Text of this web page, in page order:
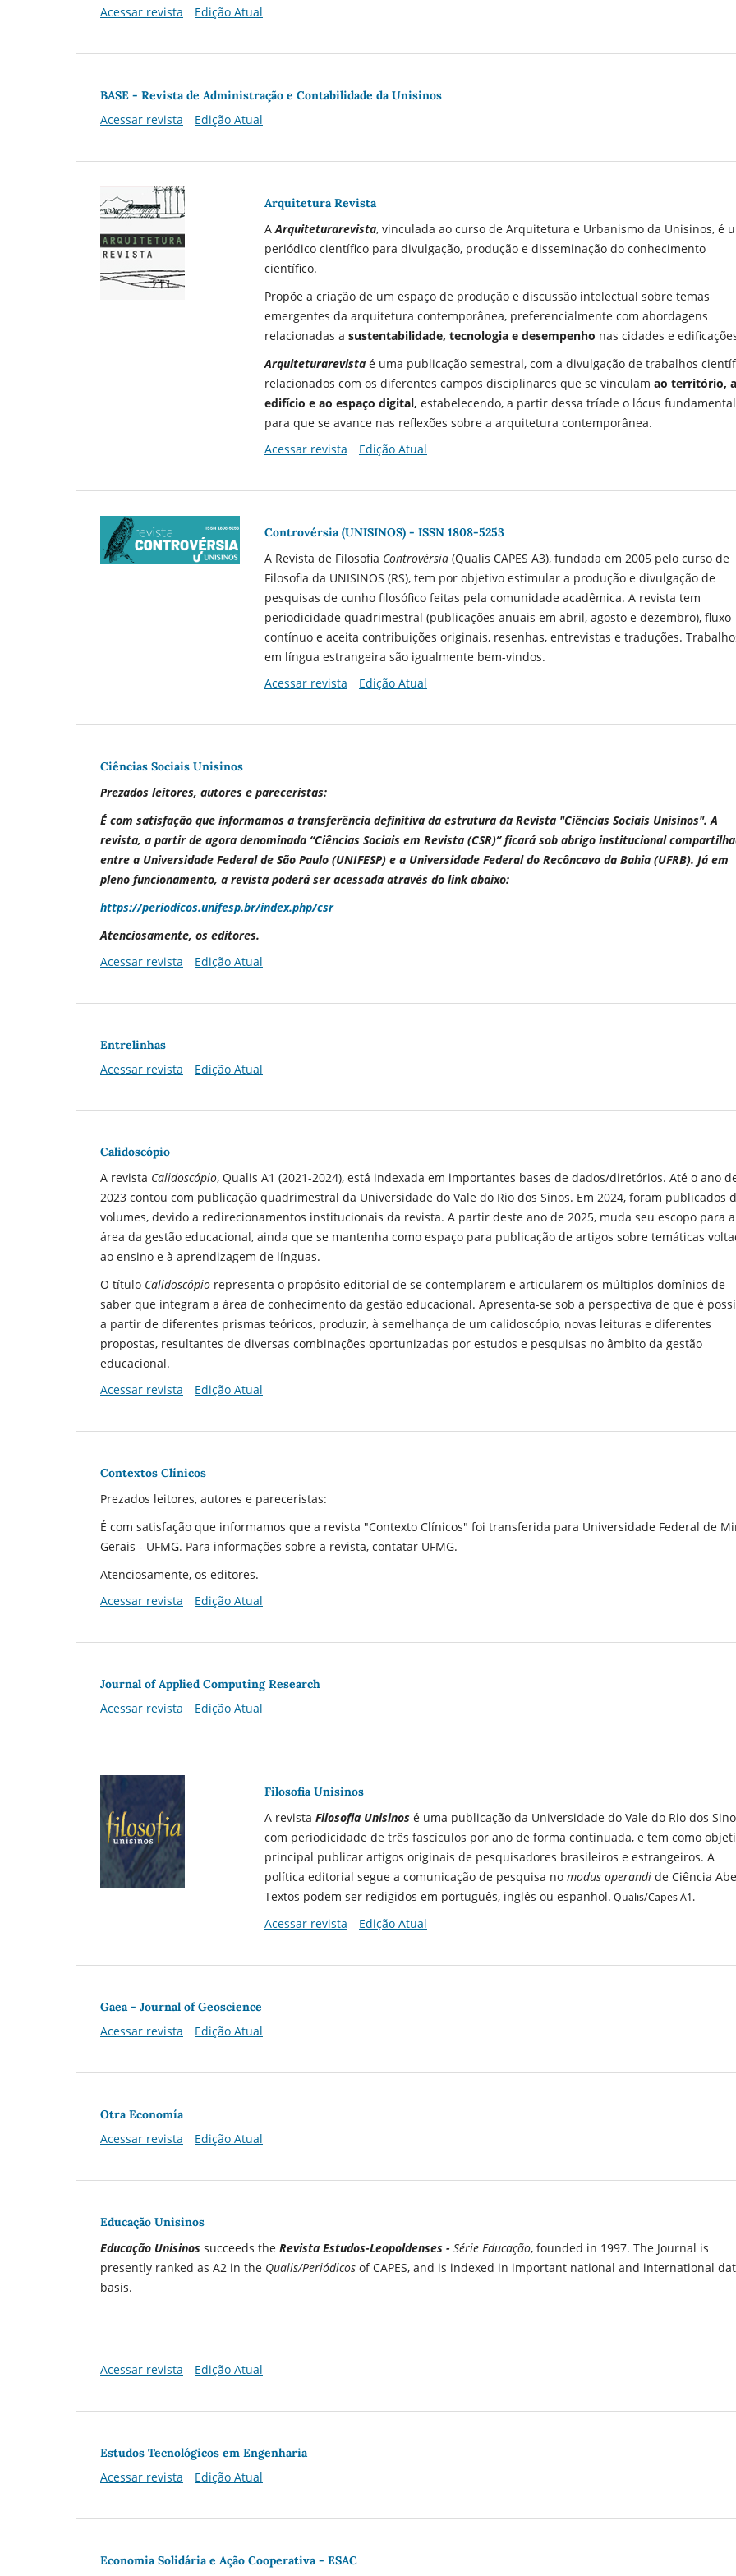
Acessar revista Edição Atual
BASE - Revista de Administração e Contabilidade da Unisinos
Acessar revista Edição Atual
Arquitetura Revista
A Arquiteturarevista, vinculada ao curso de Arquitetura e Urbanismo da Unisinos, é
periódico científico para divulgação, produção e disseminação do conhecimento
científico.
Propõe a criação de um espaço de produção e discussão intelectual sobre temas
emergentes da arquitetura contemporânea, preferencialmente com abordagens
relacionadas a sustentabilidade, tecnologia e desempenho nas cidades e
Arquiteturarevista é uma publicação semestral, com a divulgação de trabalhos
relacionados com os diferentes campos disciplinares que se vinculam ao território,
edifício e ao espaço digital, estabelecendo, a partir dessa tríade o lócus fundamental
para que se avance nas reflexões sobre a arquitetura contemporânea.
Acessar revista
Edição Atual
Controvérsia (UNISINOS) - ISSN 1808-5253
A Revista de Filosofia Controvérsia (Qualis CAPES A3), fundada em 2005 pelo curso de
Filosofia da UNISINOS (RS), tem por objetivo estimular a produção e divulgação de
pesquisas de cunho filosófico feitas pela comunidade acadêmica. A revista tem
periodicidade quadrimestral (publicações anuais em abril, agosto e dezembro), fluxo
contínuo e aceita contribuições originais, resenhas, entrevistas e traduções.
em língua estrangeira são igualmente bem-vindos.
Acessar revista
Edição Atual
Ciências Sociais Unisinos
Prezados leitores, autores e pareceristas:
É com satisfação que informamos a transferência definitiva da estrutura da Revista "Ciências Sociais Unisinos". A
revista, a partir de agora denominada “Ciências Sociais em Revista (CSR)” ficará sob abrigo institucional
entre a Universidade Federal de São Paulo (UNIFESP) e a Universidade Federal do Recôncavo da Bahia (UFRB). Já em
pleno funcionamento, a revista poderá ser acessada através do link abaixo:
https://periodicos.unifesp.br/index.php/csr
Atenciosamente, os editores.
Acessar revista
Edição Atual
Entrelinhas
Acessar revista Edição Atual
Calidoscópio
A revista Calidoscópio, Qualis A1 (2021-2024), está indexada em importantes bases de dados/diretórios. Até o ano
2023 contou com publicação quadrimestral da Universidade do Vale do Rio dos Sinos. Em 2024, foram publicados
volumes, devido a redirecionamentos institucionais da revista. A partir deste ano de 2025, muda seu escopo para a
área da gestão educacional, ainda que se mantenha como espaço para publicação de artigos sobre temáticas
ao ensino e à aprendizagem de línguas.
O título Calidoscópio representa o propósito editorial de se contemplarem e articularem os múltiplos domínios de
saber que integram a área de conhecimento da gestão educacional. Apresenta-se sob a perspectiva de que é
a partir de diferentes prismas teóricos, produzir, à semelhança de um calidoscópio, novas leituras e diferentes
propostas, resultantes de diversas combinações oportunizadas por estudos e pesquisas no âmbito da gestão
educacional.
Acessar revista
Edição Atual
Contextos Clínicos
Prezados leitores, autores e pareceristas:
É com satisfação que informamos que a revista "Contexto Clínicos" foi transferida para Universidade Federal de
Gerais - UFMG. Para informações sobre a revista, contatar UFMG.
Atenciosamente, os editores.
Acessar revista
Edição Atual
Journal of Applied Computing Research
Acessar revista Edição Atual
Filosofia Unisinos
A revista Filosofia Unisinos é uma publicação da Universidade do Vale do Rio dos
com periodicidade de três fascículos por ano de forma continuada, e tem como
principal publicar artigos originais de pesquisadores brasileiros e estrangeiros. A
política editorial segue a comunicação de pesquisa no modus operandi de Ciência
Textos podem ser redigidos em português, inglês ou espanhol. Qualis/Capes A1.
Acessar revista Edição Atual
Gaea - Journal of Geoscience
Acessar revista Edição Atual
Otra Economía
Acessar revista Edição Atual
Educação Unisinos
Educação Unisinos succeeds the Revista Estudos-Leopoldenses - Série Educação, founded in 1997. The Journal is
presently ranked as A2 in the Qualis/Periódicos of CAPES, and is indexed in important national and international
basis.
Acessar revista Edição Atual
Estudos Tecnológicos em Engenharia
Acessar revista Edição Atual
Economia Solidária e Ação Cooperativa - ESAC